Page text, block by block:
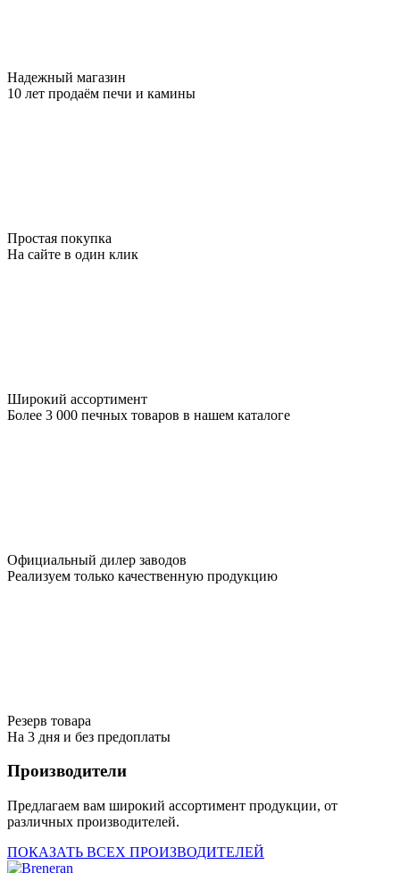
Надежный магазин
10 лет продаём печи и камины
Простая покупка
На сайте в один клик
Широкий ассортимент
Более 3 000 печных товаров в нашем каталоге
Официальный дилер заводов
Реализуем только качественную продукцию
Резерв товара
На 3 дня и без предоплаты
Производители
Предлагаем вам широкий ассортимент продукции, от
различных производителей.
ПОКАЗАТЬ ВСЕХ ПРОИЗВОДИТЕЛЕЙ